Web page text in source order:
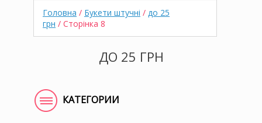
Головна / Букети штучні / до 25
грн / Сторінка 8
ДО 25 ГРН
КАТЕГОРИИ